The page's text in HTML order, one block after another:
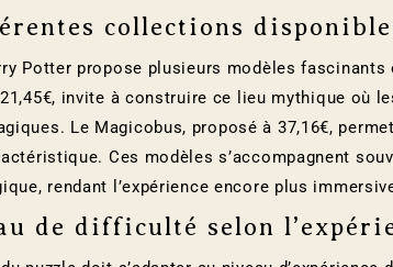
collections
Potter propose plusieurs modèles fascinants
invite à construire ce lieu mythique où
Le Magicobus, proposé à 37,16€,
Ces modèles s’accompagnent
rendant l’expérience encore plus
de difficulté selon